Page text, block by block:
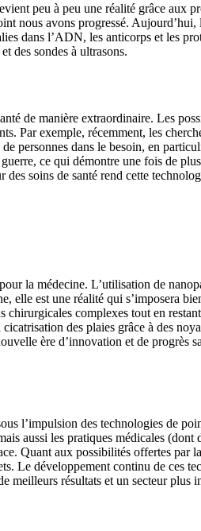
peu à peu une réalité grâce aux
nous avons progressé.
dans l’ADN, les anticorps et les
des sondes à ultrasons.
de manière extraordinaire. Les
Par exemple, récemment, les
personnes dans le besoin, en
ce qui démontre une fois de
des soins de santé rend cette
la médecine. L’utilisation de
elle est une réalité qui s’imposera
chirurgicales complexes tout en
des plaies grâce à des
ère d’innovation et de
l’impulsion des technologies de
aussi les pratiques médicales (dont
Quant aux possibilités offertes
Le développement continu de ces
meilleurs résultats et un secteur plus